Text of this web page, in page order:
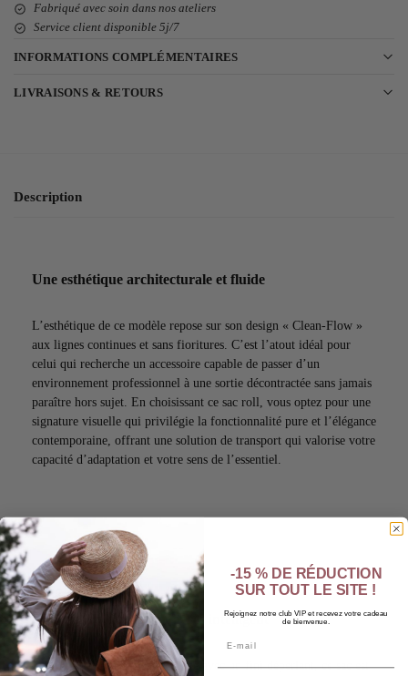
Fabriqué avec soin dans nos ateliers
Service client disponible 5j/7
INFORMATIONS COMPLÉMENTAIRES
LIVRAISONS & RETOURS
Description
Une esthétique architecturale et fluide
L’esthétique de ce modèle repose sur son design « Clean-Flow »
aux lignes continues et sans fioritures. C’est l’atout idéal pour
celui qui recherche un accessoire capable de passer d’un
environnement professionnel à une sortie décontractée sans jamais
paraître hors sujet. En choisissant ce sac roll, vous optez pour une
signature visuelle qui privilégie la fonctionnalité pure et l’élégance
contemporaine, offrant une solution de transport qui valorise votre
capacité d’adaptation et votre sens de l’essentiel.
Conception durable et accès intelligent
Fabriqué en textile haute densité avec un fini déperlant, ce sac est
-15 % DE RÉDUCTION
SUR TOUT LE SITE !
Rejoignez notre club VIP et recevez votre cadeau
de bienvenue.